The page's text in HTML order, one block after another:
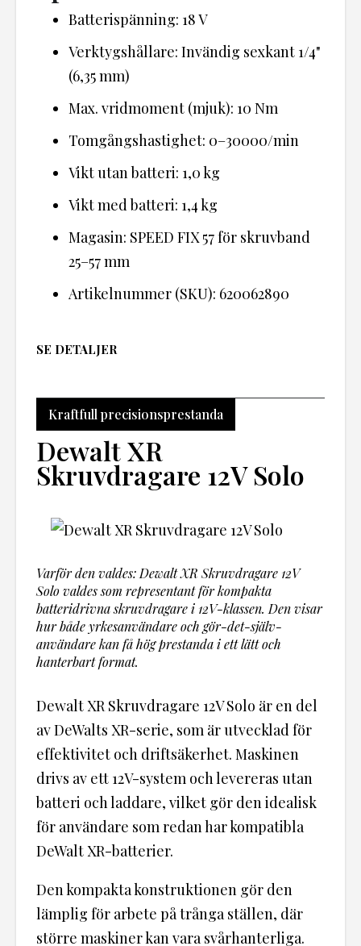
Batterispänning: 18 V
Verktygshållare: Invändig sexkant 1/4"
(6,35 mm)
Max. vridmoment (mjuk): 10 Nm
Tomgångshastighet: 0–30000/min
Vikt utan batteri: 1,0 kg
Vikt med batteri: 1,4 kg
Magasin: SPEED FIX 57 för skruvband
25–57 mm
Artikelnummer (SKU): 620062890
SE DETALJER
Kraftfull precisionsprestanda
Dewalt XR
Skruvdragare 12V Solo
Varför den valdes: Dewalt XR Skruvdragare 12V
Solo valdes som representant för kompakta
batteridrivna skruvdragare i 12V-klassen. Den visar
hur både yrkesanvändare och gör-det-själv-
användare kan få hög prestanda i ett lätt och
hanterbart format.
Dewalt XR Skruvdragare 12V Solo är en del
av DeWalts XR-serie, som är utvecklad för
effektivitet och driftsäkerhet. Maskinen
drivs av ett 12V-system och levereras utan
batteri och laddare, vilket gör den idealisk
för användare som redan har kompatibla
DeWalt XR-batterier.
Den kompakta konstruktionen gör den
lämplig för arbete på trånga ställen, där
större maskiner kan vara svårhanterliga.